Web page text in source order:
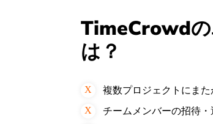
TimeCrowdの
は？
複数プロジェクトにま
チームメンバーの招待